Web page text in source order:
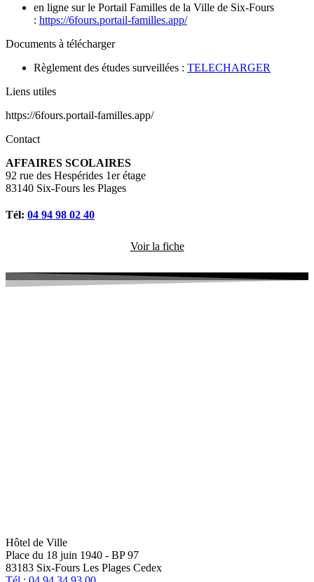
en ligne sur le Portail Familles de la Ville de Six-Fours
: https://6fours.portail-familles.app/
Documents à télécharger
Règlement des études surveillées : TELECHARGER
Liens utiles
https://6fours.portail-familles.app/
Contact
AFFAIRES SCOLAIRES
92 rue des Hespérides 1er étage
83140 Six-Fours les Plages
Tél: 04 94 98 02 40
Voir la fiche
Hôtel de Ville
Place du 18 juin 1940 - BP 97
83183 Six-Fours Les Plages Cedex